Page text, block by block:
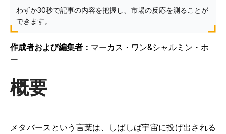
わずか30秒で記事の内容を把握し、市場の反応を測ることが
できます。
作成者および編集者： マーカス・ワン&シャルミン・ホ
ー
概要
メタバースという言葉は、しばしば宇宙に投げ出される